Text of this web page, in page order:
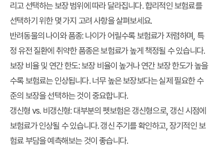
리고 선택하는 보장 범위에 따라 달라집니다. 합리적인 보험료를
선택하기 위한 몇 가지 고려 사항을 살펴보세요.
반려동물의 나이와 품종: 나이가 어릴수록 보험료가 저렴하며, 특
정 유전 질환에 취약한 품종은 보험료가 높게 책정될 수 있습니다.
보장 비율 및 연간 한도: 보장 비율이 높거나 연간 보장 한도가 높을
수록 보험료는 인상됩니다. 너무 높은 보장보다는 실제 필요한 수
준의 보장을 선택하는 것이 중요합니다.
갱신형 vs. 비갱신형: 대부분의 펫보험은 갱신형으로, 갱신 시점에
보험료가 인상될 수 있습니다. 갱신 주기를 확인하고, 장기적인 보
험료 부담을 예측해보는 것이 좋습니다.